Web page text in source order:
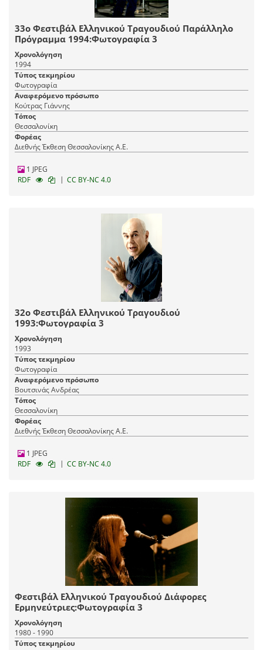
33ο Φεστιβάλ Ελληνικού Τραγουδιού Παράλληλο
Πρόγραμμα 1994:Φωτογραφία 3
Χρονολόγηση
1994
Τύπος τεκμηρίου
Φωτογραφία
Αναφερόμενο πρόσωπο
Κούτρας Γιάννης
Τόπος
Θεσσαλονίκη
Φορέας
Διεθνής Έκθεση Θεσσαλονίκης Α.Ε.
1 JPEG
RDF
| CC BY-NC 4.0
32ο Φεστιβάλ Ελληνικού Τραγουδιού
1993:Φωτογραφία 3
Χρονολόγηση
1993
Τύπος τεκμηρίου
Φωτογραφία
Αναφερόμενο πρόσωπο
Βουτσινάς Ανδρέας
Τόπος
Θεσσαλονίκη
Φορέας
Διεθνής Έκθεση Θεσσαλονίκης Α.Ε.
1 JPEG
RDF
| CC BY-NC 4.0
Φεστιβάλ Ελληνικού Τραγουδιού Διάφορες
Ερμηνεύτριες:Φωτογραφία 3
Χρονολόγηση
1980 - 1990
Τύπος τεκμηρίου